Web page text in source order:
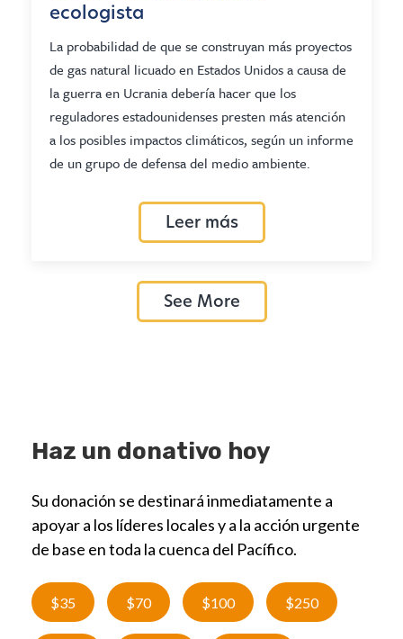
ecologista
La probabilidad de que se construyan más proyectos
de gas natural licuado en Estados Unidos a causa de
la guerra en Ucrania debería hacer que los
reguladores estadounidenses presten más atención
a los posibles impactos climáticos, según un informe
de un grupo de defensa del medio ambiente.
Leer más
See More
Haz un donativo hoy
Su donación se destinará inmediatamente a
apoyar a los líderes locales y a la acción urgente
de base en toda la cuenca del Pacífico.
$35 $70 $100 $250